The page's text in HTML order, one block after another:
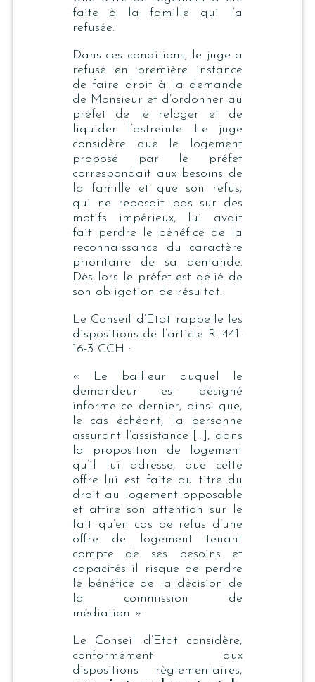
faite à la famille qui l’a
refusée.
Dans ces conditions, le juge a
refusé en première instance
de faire droit à la demande
de Monsieur et d’ordonner au
préfet de le reloger et de
liquider l’astreinte. Le juge
considère que le logement
proposé par le préfet
correspondait aux besoins de
la famille et que son refus,
qui ne reposait pas sur des
motifs impérieux, lui avait
fait perdre le bénéfice de la
reconnaissance du caractère
prioritaire de sa demande.
Dès lors le préfet est délié de
son obligation de résultat.
Le Conseil d’Etat rappelle les
dispositions de l’article R. 441-
16-3 CCH :
« Le bailleur auquel le
demandeur est désigné
informe ce dernier, ainsi que,
le cas échéant, la personne
assurant l’assistance […], dans
la proposition de logement
qu’il lui adresse, que cette
offre lui est faite au titre du
droit au logement opposable
et attire son attention sur le
fait qu’en cas de refus d’une
offre de logement tenant
compte de ses besoins et
capacités il risque de perdre
le bénéfice de la décision de
la commission de
médiation ».
Le Conseil d’Etat considère,
conformément aux
dispositions règlementaires,